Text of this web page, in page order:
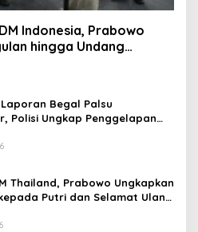
Indonesia, Prabowo
hingga Undang
Begal Palsu
Polisi Ungkap Penggelapan
untuk Crypto
Thailand, Prabowo Ungkapkan
Putri dan Selamat Ulang
Thailand